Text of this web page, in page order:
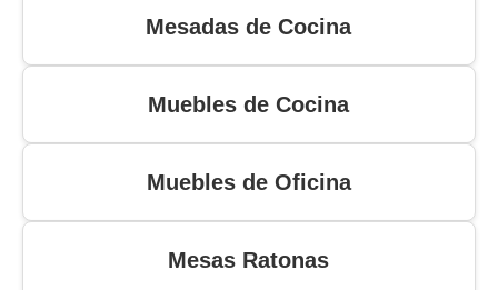
Mesadas de Cocina
Muebles de Cocina
Muebles de Oficina
Mesas Ratonas